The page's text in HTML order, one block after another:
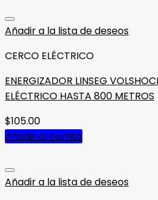
Añadir a la lista de deseos
CERCO ELÉCTRICO
ENERGIZADOR LINSEG
ELÉCTRICO HASTA 800 METROS
$105.00
Añadir al carrito
Añadir a la lista de deseos